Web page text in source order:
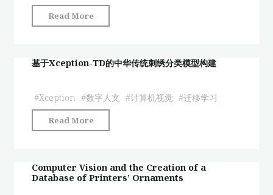
自
艺
术
的
应
Read More
算
视
人
艺
术
基于Xception-TD的中华传统刺绣分类模型构建
#Xception #数字人文 #计算机视觉 #迁移学习
Read More
于
TD
的
Computer Vision and the Creation of a
Database of Printers’ Ornaments